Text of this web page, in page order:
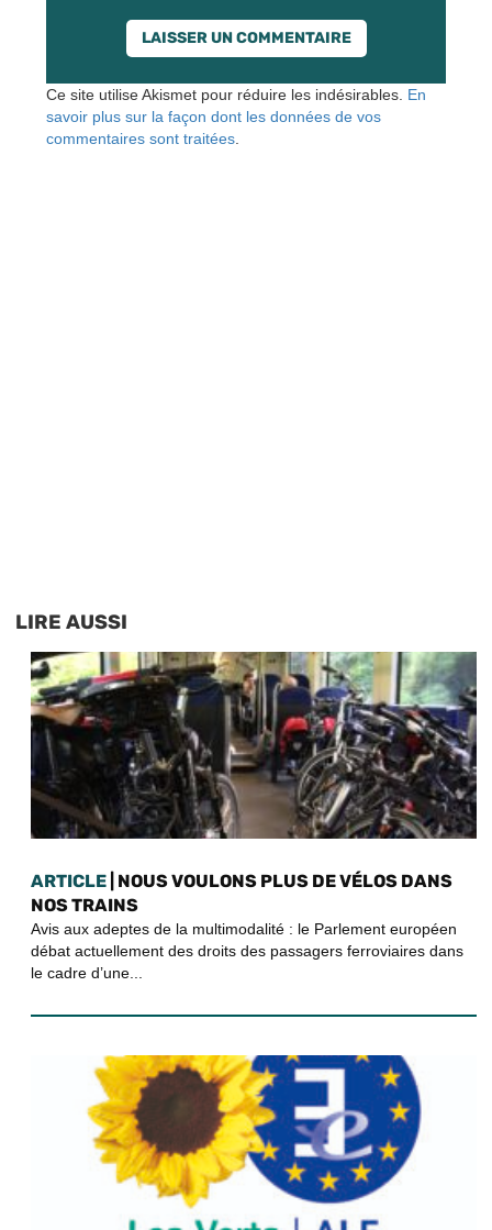
Ce site utilise Akismet pour réduire les indésirables. En
savoir plus sur la façon dont les données de vos
commentaires sont traitées
LIRE AUSSI
ARTICLE | NOUS VOULONS PLUS DE VÉLOS DANS
NOS TRAINS
Avis aux adeptes de la multimodalité : le Parlement européen
débat actuellement des droits des passagers ferroviaires dans
le cadre d’une...